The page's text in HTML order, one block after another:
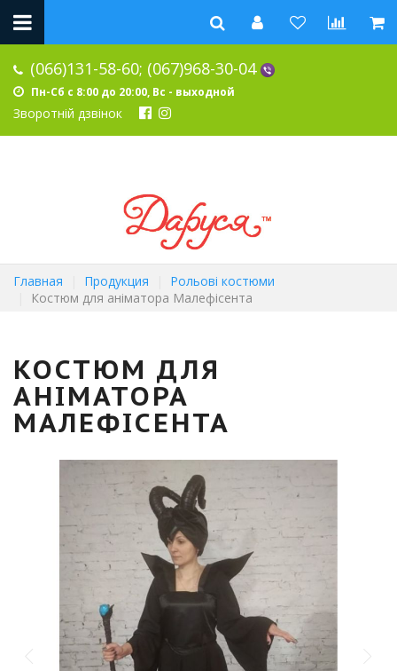
(066)131-58-60; (067)968-30-04
Пн-Сб с 8:00 до 20:00, Вс - выходной
Зворотній дзвінок
Главная Продукция
Рольові костюми
Костюм для аніматора Малефісента
КОСТЮМ ДЛЯ
АНІМАТОРА
МАЛЕФІСЕНТА